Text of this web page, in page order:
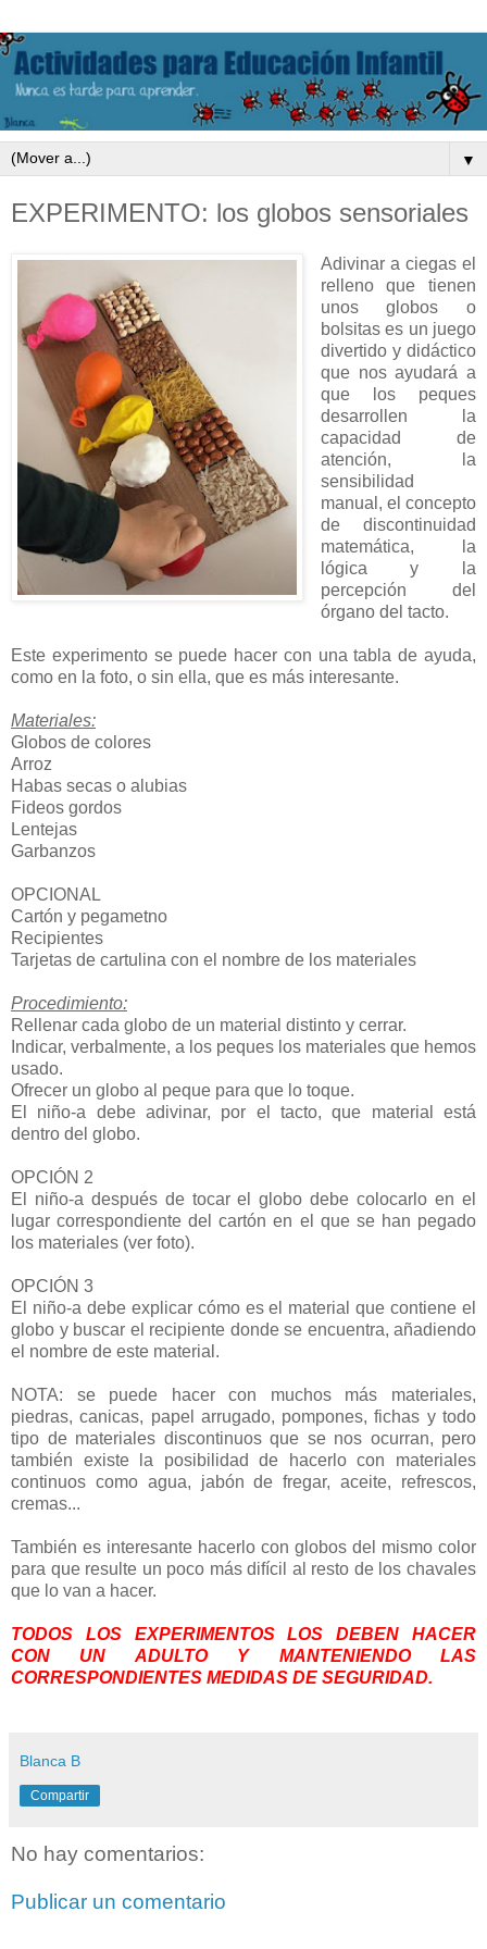
▼
EXPERIMENTO: los globos sensoriales
Adivinar a ciegas el
relleno que tienen
unos globos o
bolsitas es un juego
divertido y didáctico
que nos ayudará a
que los peques
desarrollen la
capacidad de
atención, la
sensibilidad
manual, el concepto
de discontinuidad
matemática, la
lógica y la
percepción del
órgano del tacto.
Este experimento se puede hacer con una tabla de ayuda,
como en la foto, o sin ella, que es más interesante.
Materiales:
Globos de colores
Arroz
Habas secas o alubias
Fideos gordos
Lentejas
Garbanzos
OPCIONAL
Cartón y pegametno
Recipientes
Tarjetas de cartulina con el nombre de los materiales
Procedimiento:
Rellenar cada globo de un material distinto y cerrar.
Indicar, verbalmente, a los peques los materiales que hemos
usado.
Ofrecer un globo al peque para que lo toque.
El niño-a debe adivinar, por el tacto, que material está
dentro del globo.
OPCIÓN 2
El niño-a después de tocar el globo debe colocarlo en el
lugar correspondiente del cartón en el que se han pegado
los materiales (ver foto).
OPCIÓN 3
El niño-a debe explicar cómo es el material que contiene el
globo y buscar el recipiente donde se encuentra, añadiendo
el nombre de este material.
NOTA: se puede hacer con muchos más materiales,
piedras, canicas, papel arrugado, pompones, fichas y todo
tipo de materiales discontinuos que se nos ocurran, pero
también existe la posibilidad de hacerlo con materiales
continuos como agua, jabón de fregar, aceite, refrescos,
cremas...
También es interesante hacerlo con globos del mismo color
para que resulte un poco más difícil al resto de los chavales
que lo van a hacer.
TODOS LOS EXPERIMENTOS LOS DEBEN HACER
CON UN ADULTO Y MANTENIENDO LAS
CORRESPONDIENTES MEDIDAS DE SEGURIDAD.
Blanca B
Compartir
No hay comentarios:
Publicar un comentario